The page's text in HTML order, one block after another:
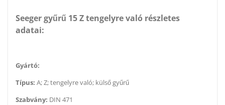
Seeger gyűrű 15 Z tengelyre való részletes
adatai:
Gyártó:
Típus: A; Z; tengelyre való; külső gyűrű
Szabvány: DIN 471